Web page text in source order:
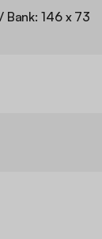
Bank: 146 x 73